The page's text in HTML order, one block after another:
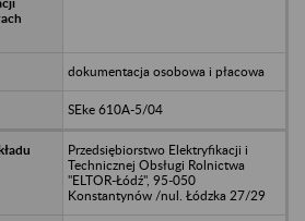
dokumentacja osobowa i płacowa
SEke 610A-5/04
Przedsiębiorstwo Elektryfikacji i
Technicznej Obsługi Rolnictwa
"ELTOR-Łódź", 95-050
Konstantynów /nul. Łódzka 27/29